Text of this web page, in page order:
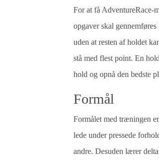
For at få AdventureRace-
opgaver skal
uden at resten af holdet
stå med flest point. En
hold og opnå den bedste
Formål
Formålet med træningen
lede under pressede
andre. Desuden lærer